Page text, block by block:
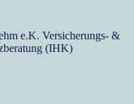
e.K. Versicherungs- &
(IHK)